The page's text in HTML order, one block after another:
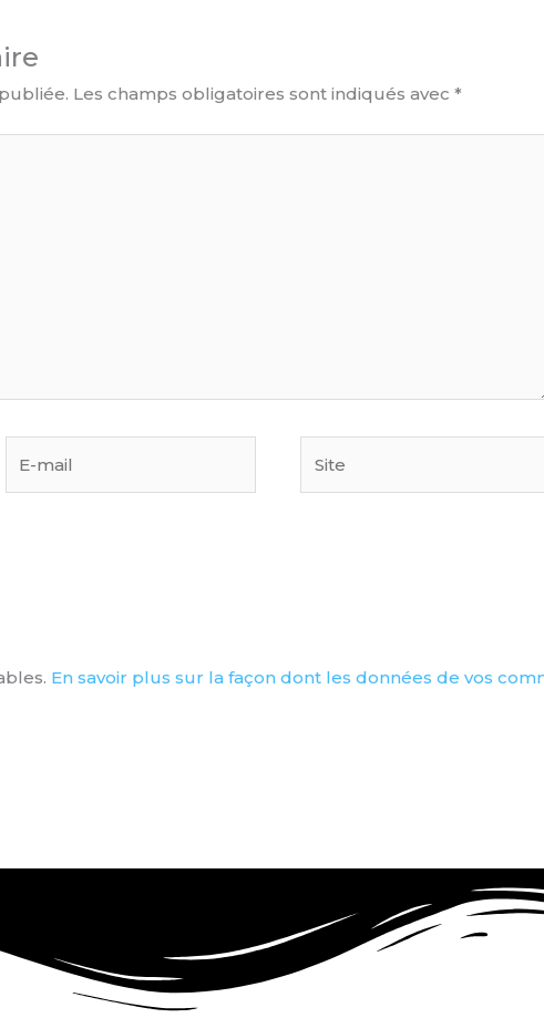
Les champs obligatoires sont indiqués avec*
En savoir plus sur la façon dont les données de vos